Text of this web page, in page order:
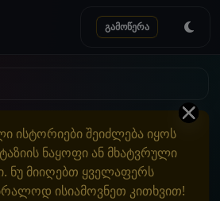
გამოწერა
ისტორიები შეიძლება იყოს
ნაყოფი ან მხატვრული
ნუ მიიღებთ ყველაფერს
ისიამოვნეთ კითხვით!